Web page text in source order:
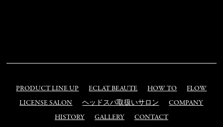
PRODUCT LINE UP ECLAT BEAUTE HOW TO
FLOW
LICENSE SALON
ヘッドスパ取扱いサロン
COMPANY
HISTORY
GALLERY CONTACT